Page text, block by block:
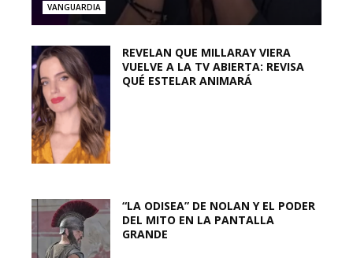
VANGUARDIA
REVELAN QUE MILLARAY VIERA
VUELVE A LA TV ABIERTA: REVISA
QUÉ ESTELAR ANIMARÁ
“LA ODISEA” DE NOLAN Y EL PODER
DEL MITO EN LA PANTALLA
GRANDE